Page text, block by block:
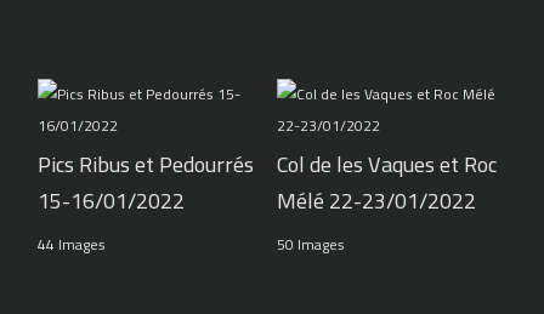
Pics Ribus et Pedourrés
15-16/01/2022
44 Images
Col de les Vaques et Roc
Mélé 22-23/01/2022
50 Images